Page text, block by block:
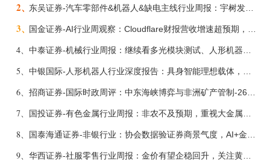
2、 东吴证券-汽车零部件&机器人&缺电主线行业周报：宇树发行价确认，卡特彼勒重启中速机项目-260809
3、
4、
5、
6、
7、
8、
9、 华西证券-社服零售行业周报：金价有望企稳回升，关注黄金饰品板块修复机会-260809